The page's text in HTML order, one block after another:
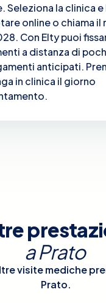
Seleziona la clinica
online o chiama il
Con Elty puoi
a distanza di
anticipati.
in clinica il giorno
aPrato
visite mediche
Prato.